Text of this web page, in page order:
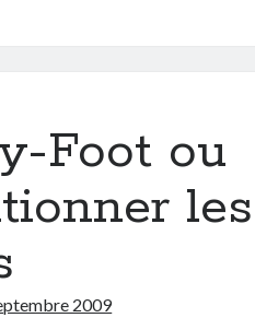
Foot ou
les
2009